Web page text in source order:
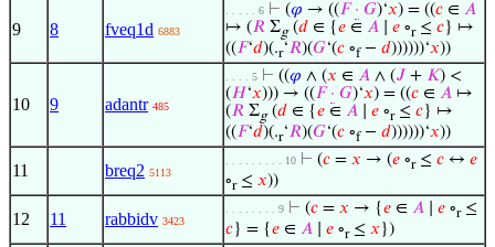
9 8 fveq1d 6883
. . . . . 6 ⊢ (𝜑 → ((𝐹 · 𝐺)‘𝑥) = ((𝑐 ∈ 𝐴
↦ (𝑅 Σg(𝑑 ∈ {𝑒 ∈ 𝐴 𝑒 ∘r≤ 𝑐} ↦
((𝐹‘𝑑)(.r‘𝑅)(𝐺‘(𝑐 ∘f− 𝑑))))))‘𝑥))
10 9 adantr 485
. . . . 5 ⊢ ((𝜑 ∧ (𝑥 ∈ 𝐴 ∧ (𝐽 + 𝐾) <
(𝐻‘𝑥))) → ((𝐹 · 𝐺)‘𝑥) = ((𝑐 ∈ 𝐴 ↦
(𝑅 Σg(𝑑 ∈ {𝑒 ∈ 𝐴 𝑒 ∘r≤ 𝑐} ↦
((𝐹‘𝑑)(.r‘𝑅)(𝐺‘(𝑐 ∘f− 𝑑))))))‘𝑥))
11 breq2 5113
. . . . . . . . . 10 ⊢ (𝑐 = 𝑥 → (𝑒 ∘r≤ 𝑐 ↔ 𝑒
∘r≤ 𝑥))
12 11 rabbidv 3423
. . . . . . . . 9 ⊢ (𝑐 = 𝑥 → {𝑒 ∈ 𝐴 𝑒 ∘r≤
𝑐} = {𝑒 ∈ 𝐴 𝑒 ∘r≤ 𝑥 })